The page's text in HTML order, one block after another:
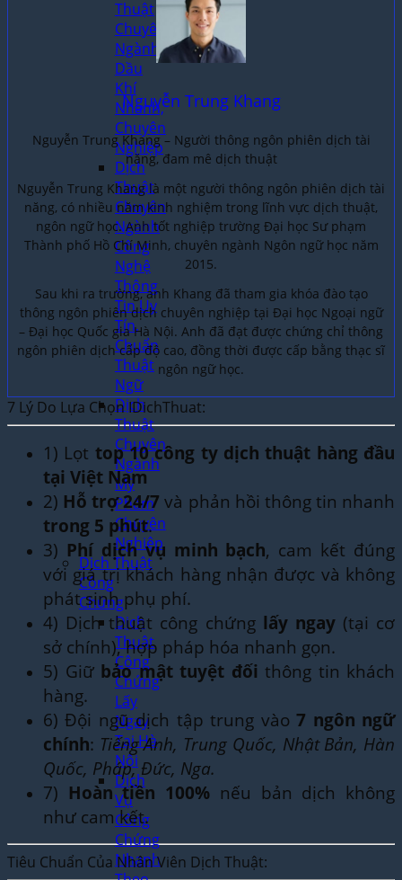
Thuật
Chuyên
Ngành
Dầu
Khí
Nhanh,
Chuyên
Nghiệp
Dịch
Thuật
Chuyên
Ngành
Công
Nghệ
Thông
Tin Uy
Tín,
Chuẩn
Thuật
Ngữ
Dịch
Thuật
Chuyên
Ngành
Mỹ
Phẩm
Chuyên
Nghiệp
Dịch Thuật
Công
Chứng
Dịch
Thuật
Công
Chứng
Lấy
Ngay
Tại Hà
Nội
Dịch
Vụ
Công
Chứng
Nhanh
Nguyễn Trung Khang
Nguyễn Trung Khang – Người thông ngôn phiên dịch tài
năng, đam mê dịch thuật
Nguyễn Trung Khang là một người thông ngôn phiên dịch tài
năng, có nhiều năm kinh nghiệm trong lĩnh vực dịch thuật,
ngôn ngữ học. Anh tốt nghiệp trường Đại học Sư phạm
Thành phố Hồ Chí Minh, chuyên ngành Ngôn ngữ học năm
2015.
Sau khi ra trường, anh Khang đã tham gia khóa đào tạo
thông ngôn phiên dịch chuyên nghiệp tại Đại học Ngoại ngữ
– Đại học Quốc gia Hà Nội. Anh đã đạt được chứng chỉ thông
ngôn phiên dịch cấp độ cao, đồng thời được cấp bằng thạc sĩ
ngôn ngữ học.
7 Lý Do Lựa Chọn IDichThuat:
1) Lọt top 10 công ty dịch thuật hàng đầu
tại Việt Nam
2) Hỗ trợ 24/7 và phản hồi thông tin nhanh
trong 5 phút.
3) Phí dịch vụ minh bạch, cam kết đúng
với giá trị khách hàng nhận được và không
phát sinh phụ phí.
4) Dịch thuật công chứng lấy ngay(tại cơ
sở chính), hợp pháp hóa nhanh gọn.
5) Giữ bảo mật tuyệt đối thông tin khách
hàng.
6) Đội ngũ dịch tập trung vào7 ngôn ngữ
chính: Tiếng Anh, Trung Quốc, Nhật Bản, Hàn
Quốc, Pháp, Đức, Nga.
7) Hoàn tiền 100% nếu bản dịch không
như cam kết.
Tiêu Chuẩn Của Nhân Viên Dịch Thuật: